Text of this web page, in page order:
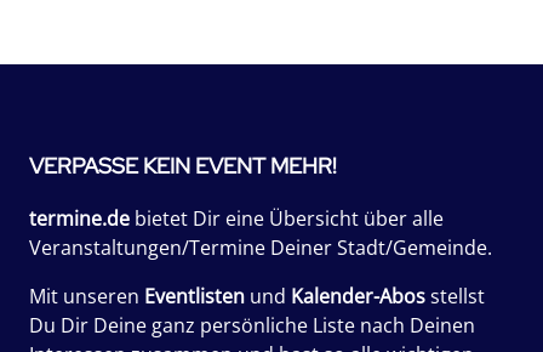
VERPASSE KEIN EVENT MEHR!
termine.de bietet Dir eine Übersicht über alle
Veranstaltungen/Termine Deiner Stadt/Gemeinde.
Mit unseren Eventlisten und Kalender-Abosstellst
Du Dir Deine ganz persönliche Liste nach Deinen